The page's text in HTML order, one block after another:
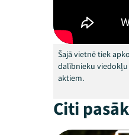
Šajā vietnē tiek
dalībnieku viedokļu
aktiem.
Citi